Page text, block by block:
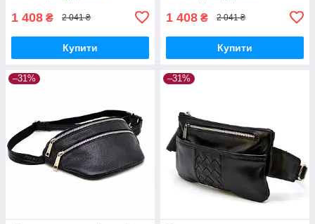
1 408 ₴ 2 041 ₴
Купити
1 408 ₴ 2 041 ₴
Купити
–31% –31%